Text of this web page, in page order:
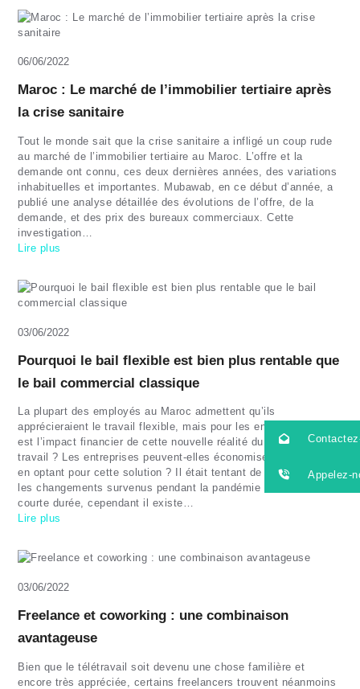
06/06/2022
Maroc : Le marché de l’immobilier tertiaire après
la crise sanitaire
Tout le monde sait que la crise sanitaire a infligé un coup rude
au marché de l’immobilier tertiaire au Maroc. L’offre et la
demande ont connu, ces deux dernières années, des variations
inhabituelles et importantes. Mubawab, en ce début d’année, a
publié une analyse détaillée des évolutions de l’offre, de la
demande, et des prix des bureaux commerciaux. Cette
investigation…
Lire plus
03/06/2022
Pourquoi le bail flexible est bien plus rentable que
le bail commercial classique
La plupart des employés au Maroc admettent qu’ils
apprécieraient le travail flexible, mais pour les entreprises, quel
est l’impact financier de cette nouvelle réalité du monde du
travail ? Les entreprises peuvent-elles économiser de l’argent
en optant pour cette solution ? Il était tentant de considérer que
les changements survenus pendant la pandémie seraient de
courte durée, cependant il existe…
Lire plus
03/06/2022
Freelance et coworking : une combinaison
avantageuse
Bien que le télétravail soit devenu une chose familière et
encore très appréciée, certains freelancers trouvent néanmoins
Appelez-